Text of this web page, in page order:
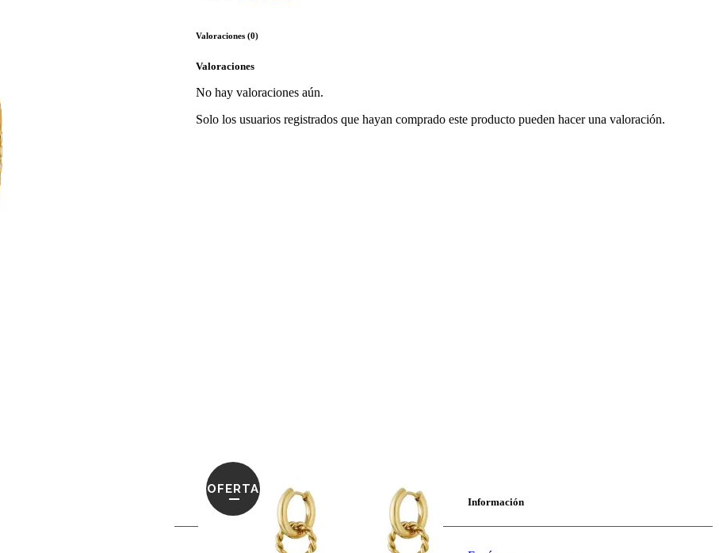
Valoraciones (0)
Valoraciones
No hay valoraciones aún.
Solo los usuarios registrados que hayan comprado este producto pueden hacer una valoración.
OFERTA
Información